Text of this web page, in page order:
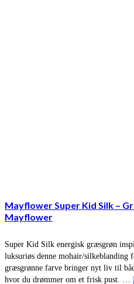
Mayflower Super Kid Silk –
Mayflower
Super Kid Silk energisk græsgrøn
luksuriøs denne mohair/silkeblanding
græsgrønne farve bringer nyt liv til
hvor du drømmer om et frisk pust. …